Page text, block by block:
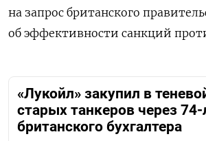
на запрос британского
об эффективности санкций
«Лукойл» закупил в
старых танкеров через 74-
британского бухгалтера